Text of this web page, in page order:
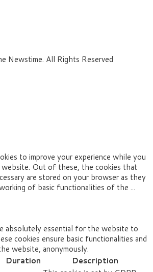
All Rights Reserved
to improve your experience while you
Out of these, the cookies that
are stored on your browser as they
of basic functionalities of the ...
absolutely essential for the website to
cookies ensure basic functionalities and
website, anonymously.
Duration
Description